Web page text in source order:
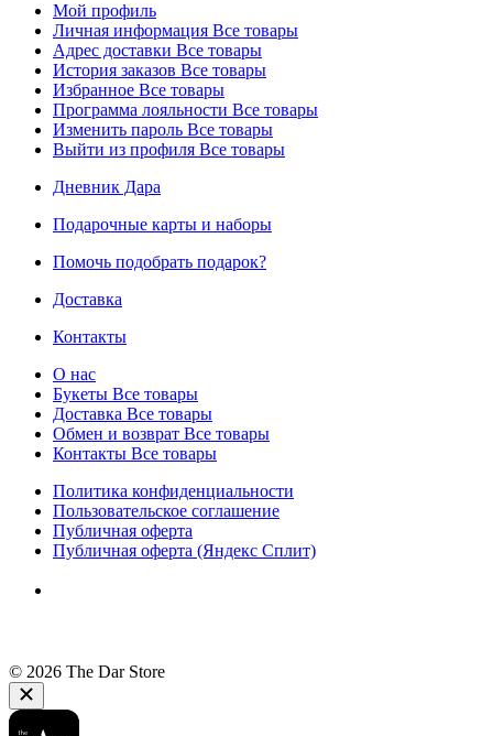
Мой профиль
Личная информация Все товары
Адрес доставки Все товары
История заказов Все товары
Избранное Все товары
Программа лояльности Все товары
Изменить пароль Все товары
Выйти из профиля Все товары
Дневник Дара
Подарочные карты и наборы
Помочь подобрать подарок?
Доставка
Контакты
О нас
Букеты Все товары
Доставка Все товары
Обмен и возврат Все товары
Контакты Все товары
Политика конфиденциальности
Пользовательское соглашение
Публичная оферта
Публичная оферта (Яндекс Сплит)
© 2026 The Dar Store